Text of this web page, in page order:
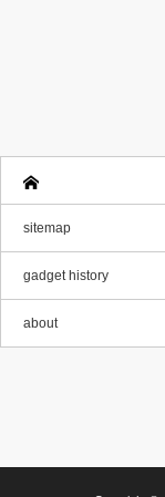
sitemap
gadget history
about